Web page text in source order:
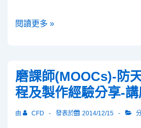
輕
學
2015
春
閱讀更多 »
磨課師(MOOCs)-防
程及製作經驗分享-
由 CFD 發表於 2014/12/15